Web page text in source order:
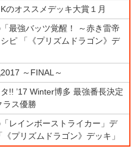
のオススメデッキ大賞１月
最強バッツ覚醒！ ～赤き雷帝
ピ 「《プリズムドラゴン》デ
～FINAL～
!! ’17 Winter博多 最強番長決定
ラス優勝
レインボーストライカー」デ
プリズムドラゴン》デッキ」